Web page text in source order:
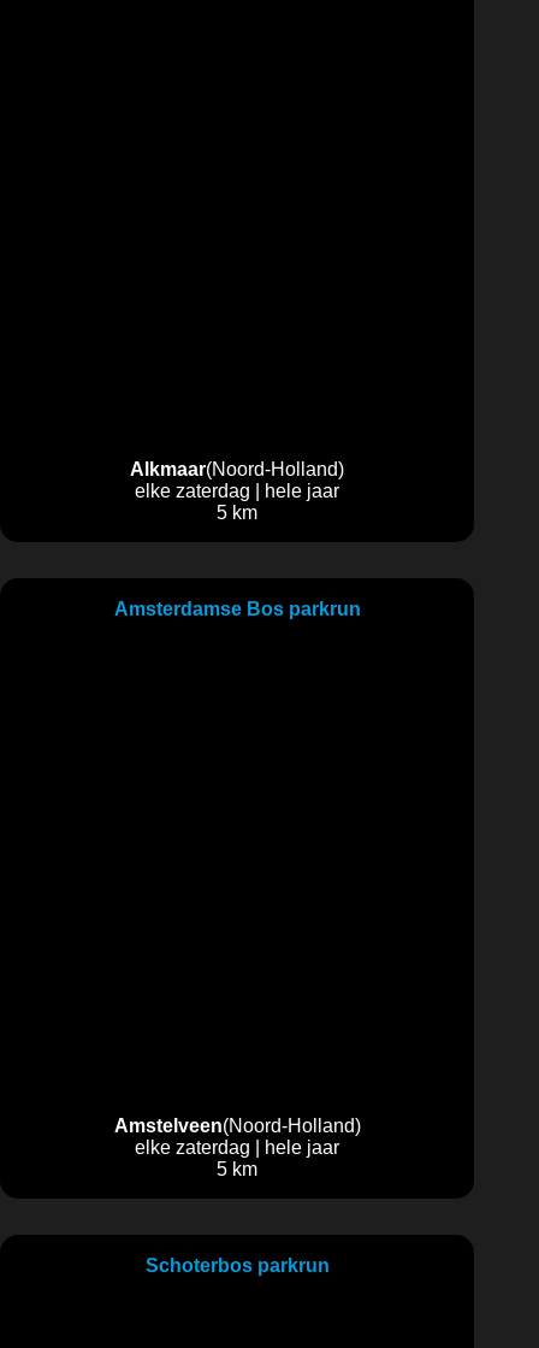
Alkmaar(Noord-Holland)
elke zaterdag | hele jaar
5 km
Amsterdamse Bos parkrun
Amstelveen(Noord-Holland)
elke zaterdag | hele jaar
5 km
Schoterbos parkrun